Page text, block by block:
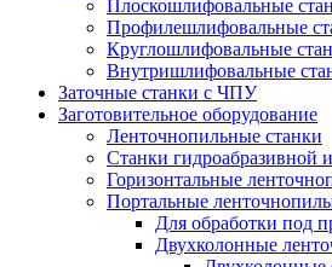
Плоскошлифовальные
Профилешлифовальные
Круглошлифовальные
Внутришлифовальные
Заточные станки с ЧПУ
Заготовительное оборудование
Ленточнопильные станки
Станки гидроабразивной
Горизонтальные
Портальные
Для обработки под
Двухколонные